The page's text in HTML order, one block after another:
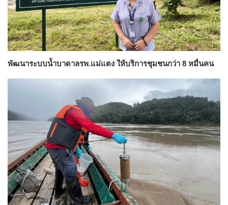
พัฒนาระบบน้ำบาดาลรพ.แม่แตง ให้บริการชุมชนกว่า 8 หมื่นคน